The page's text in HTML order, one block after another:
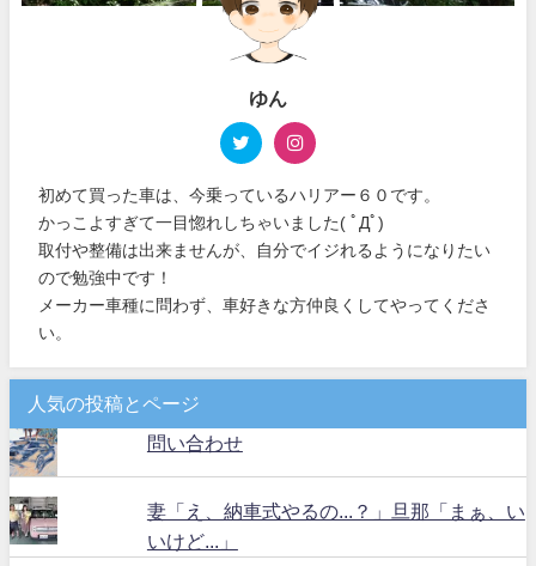
ゆん
初めて買った車は、今乗っているハリアー６０です。
かっこよすぎて一目惚れしちゃいました( ﾟДﾟ)
取付や整備は出来ませんが、自分でイジれるようになりたい
ので勉強中です！
メーカー車種に問わず、車好きな方仲良くしてやってくださ
い。
人気の投稿とページ
問い合わせ
妻「え、納車式やるの...？」旦那「まぁ、い
いけど...」